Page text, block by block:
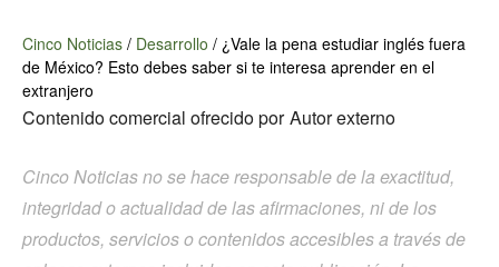
Cinco Noticias / Desarrollo / ¿Vale la pena estudiar inglés fuera
de México? Esto debes saber si te interesa aprender en el
extranjero
Contenido comercial ofrecido por Autor externo
Cinco Noticias no se hace responsable de la exactitud,
integridad o actualidad de las afirmaciones, ni de los
productos, servicios o contenidos accesibles a través de